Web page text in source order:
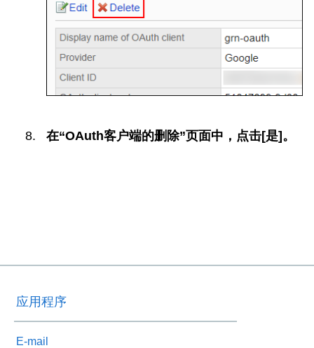
在“OAuth客户端的删除”页面中，点击[是]。
应用程序
E-mail